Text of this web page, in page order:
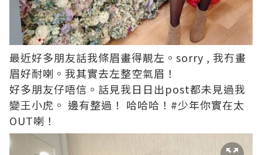
最近好多朋友話我條眉畫得靚左。sorry , 我冇畫
眉好耐喇。我其實去左整空氣眉！
好多朋友仔唔信。話見我日日出post都未見過我
變王小虎。 邊有整過！ 哈哈哈！#少年你實在太
OUT喇！